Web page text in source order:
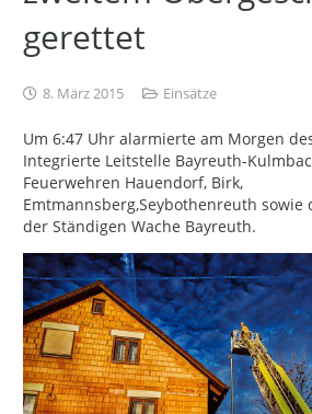
gerettet
8. März 2015 Einsätze
Um 6:47 Uhr alarmierte am Morgen
Integrierte Leitstelle Bayreuth-
Feuerwehren Hauendorf, Birk,
Emtmannsberg,Seybothenreuth sowie
der Ständigen Wache Bayreuth.